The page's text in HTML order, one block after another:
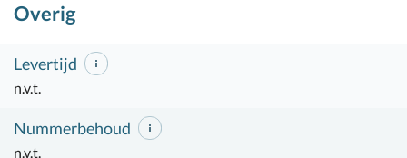
Overig
Levertijd
n.v.t.
Nummerbehoud
n.v.t.